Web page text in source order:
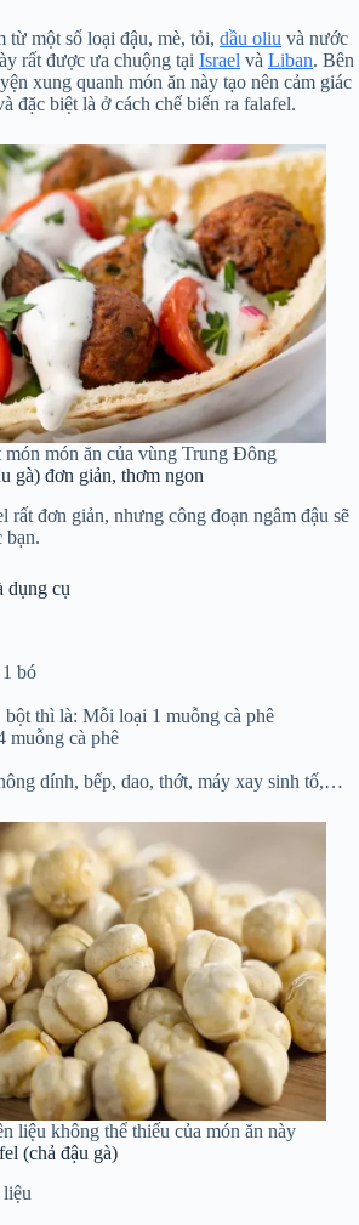
từ một số loại đậu, mè, tỏi, dầu oliu và nước
rất được ưa chuộng tại Israel và Liban. Bên
xung quanh món ăn này tạo nên cảm giác
đặc biệt là ở cách chế biến ra falafel.
món món ăn của vùng Trung Đông
gà) đơn giản, thơm ngon
rất đơn giản, nhưng công đoạn ngâm đậu sẽ
bạn.
dụng cụ
bó
thì là: Mỗi loại 1 muỗng cà phê
muỗng cà phê
dính, bếp, dao, thớt, máy xay sinh tố,…
liệu không thể thiếu của món ăn này
(chả đậu gà)
liệu